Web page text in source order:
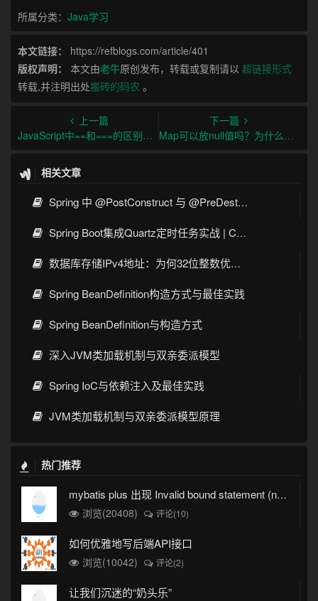
所属分类： Java学习
本文链接：
https://refblogs.com/article/401
版权声明：
本文由老牛原创发布，转载或复制请以 超链接形式
转载,并注明出处搬砖的码农 。
上一篇
JavaScript中==和===的区别及应用场景详解
下一篇
Map可以放null值吗？为什么ConcurrentHashMap不能放null值？
相关文章
Spring 中 @PostConstruct 与 @PreDestroy 的完整与实战
Spring Boot集成Quartz定时任务实战 | Cron表达式详解
数据库存储IPv4地址：为何32位整数优于字符串 | 性能分析
Spring BeanDefinition构造方式与最佳实践
Spring BeanDefinition与构造方式
深入JVM类加载机制与双亲委派模型
Spring IoC与依赖注入及最佳实践
JVM类加载机制与双亲委派模型原理
热门推荐
mybatis plus 出现 Invalid bound statement (not found)
浏览(20408)
评论(10)
如何优雅地写后端API接口
浏览(10042) 评论(2)
让我们沉迷的“奶头乐”